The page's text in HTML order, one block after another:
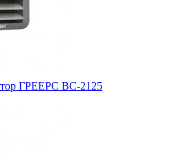
ГРЕЕРС ВС-2125